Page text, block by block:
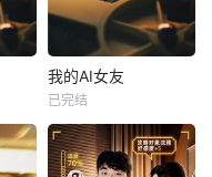
热播
我的AI女友
未知
我的AI女友
已完结